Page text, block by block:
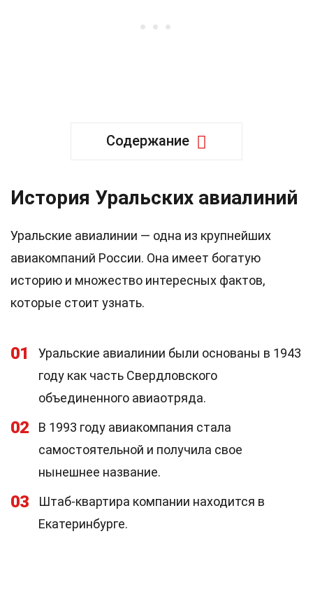
Содержание
История Уральских авиалиний
Уральские авиалинии — одна из крупнейших
авиакомпаний России. Она имеет богатую
историю и множество интересных фактов,
которые стоит узнать.
01
Уральские авиалинии были основаны в 1943
году как часть Свердловского
объединенного авиаотряда.
02
В 1993 году авиакомпания стала
самостоятельной и получила свое
нынешнее название.
03
Штаб-квартира компании находится в
Екатеринбурге.